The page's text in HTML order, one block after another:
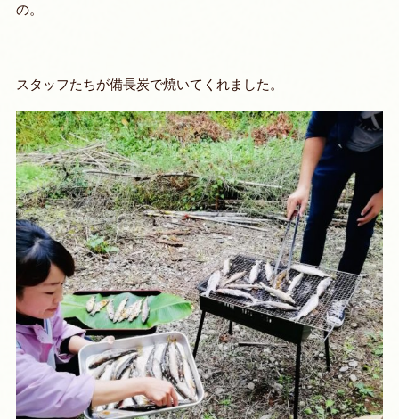
の。
スタッフたちが備長炭で焼いてくれました。